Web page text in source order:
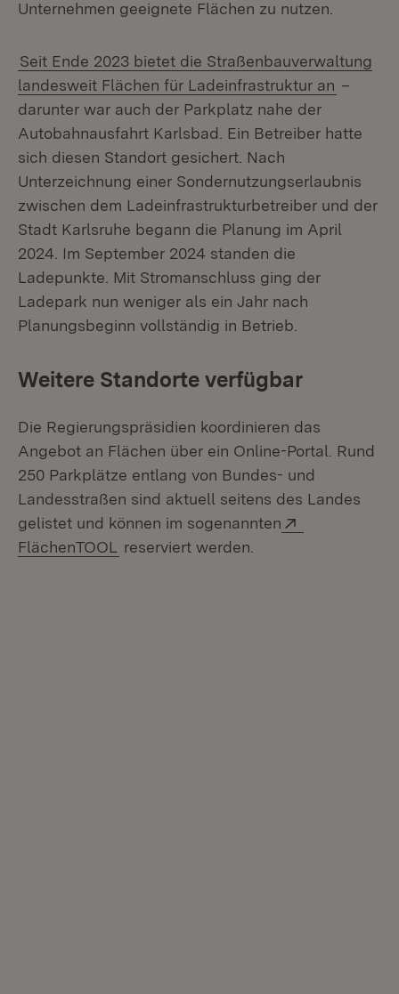
Unternehmen geeignete Flächen zu nutzen.
Seit Ende 2023 bietet die Straßenbauverwaltung
landesweit Flächen für Ladeinfrastruktur an –
darunter war auch der Parkplatz nahe der
Autobahnausfahrt Karlsbad. Ein Betreiber hatte
sich diesen Standort gesichert. Nach
Unterzeichnung einer Sondernutzungserlaubnis
zwischen dem Ladeinfrastrukturbetreiber und der
Stadt Karlsruhe begann die Planung im April
2024. Im September 2024 standen die
Ladepunkte. Mit Stromanschluss ging der
Ladepark nun weniger als ein Jahr nach
Planungsbeginn vollständig in Betrieb.
Weitere Standorte verfügbar
Die Regierungspräsidien koordinieren das
Angebot an Flächen über ein Online-Portal. Rund
250 Parkplätze entlang von Bundes- und
Landesstraßen sind aktuell seitens des Landes
gelistet und können im sogenannten
FlächenTOOL
(Öffnet in neuem Fenster)
reserviert werden.